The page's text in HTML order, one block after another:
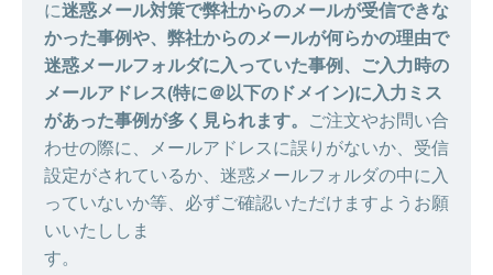
に迷惑メール対策で弊社からのメールが受信できな
かった事例や、弊社からのメールが何らかの理由で
迷惑メールフォルダに入っていた事例、ご入力時の
メールアドレス(特に＠以下のドメイン)に入力ミス
があった事例が多く見られます。
ご注文やお問い合
わせの際に、メールアドレスに誤りがないか、受信
設定がされているか、迷惑メールフォルダの中に入
っていないか等、必ずご確認いただけますようお願
いいたししま
す